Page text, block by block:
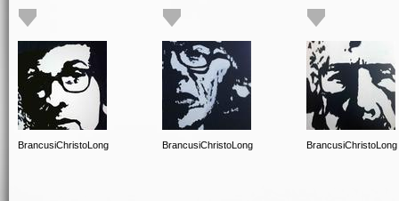
BrancusiChristoLong BrancusiChristoLong BrancusiChristoLong